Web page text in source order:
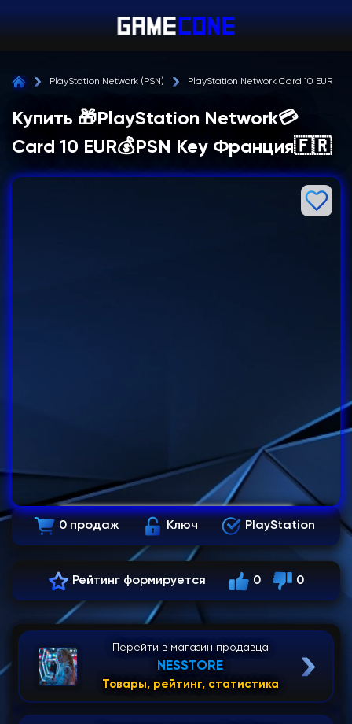
PlayStation Network (PSN) PlayStation Network Card 10 EUR
Купить 🎁PlayStation Network💳
Card 10 EUR💰PSN Key Франция🇫🇷
0 продаж Ключ PlayStation
Рейтинг формируется 0 0
Перейти в магазин продавца
NESSTORE
Товары, рейтинг, статистика